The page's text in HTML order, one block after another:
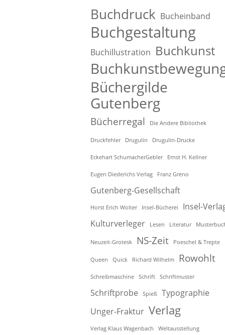
Buchdruck Bucheinband
Buchgestaltung
Buchillustration Buchkunst
Büchergilde
Gutenberg
Bücherregal Die Andere Bibliothek
Druckfehler Drugulin Drugulin-Drucke
Eckehart SchumacherGebler Ernst H. Kellner
Eugen Diederichs Verlag Franz Greno
Gutenberg-Gesellschaft
Horst Erich Wolter Insel-Bücherei
Insel-
Kulturverleger
Lesen Literatur
Neuzeit-Grotesk NS-Zeit Poeschel & Trepte
Queen Quick Richard Wilhelm Rowohlt
Schreibmaschine Schrift Schriftmuster
Schriftprobe Spieß
Typographie
Unger-Fraktur Verlag
Verlag Klaus Wagenbach Weltausstellung